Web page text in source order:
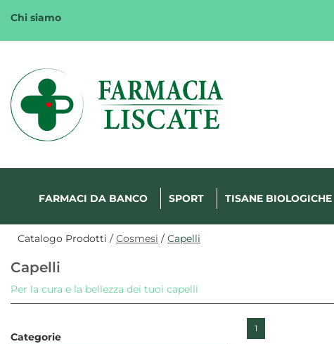
Chi siamo
Margherita
FarmaWeb
FARMACI DA BANCO SPORT TISANE BIOLOGICHE
Catalogo Prodotti / Cosmesi / Capelli
Capelli
Per la cura e la bellezza dei tuoi capelli
Categorie
1